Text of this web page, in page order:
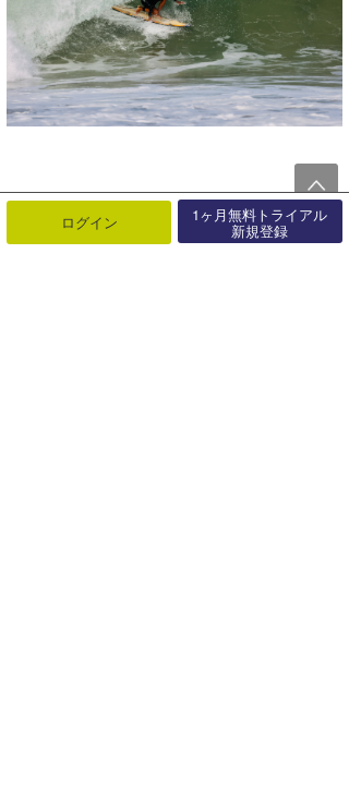
ログイン 1ヶ月無料トライアル
新規登録